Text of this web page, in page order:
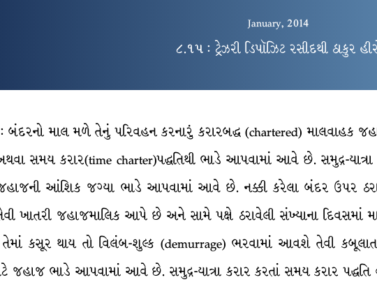
January, 2014
૮.૧૫ : ટ્રેઝરી ડિપૉઝિટ રસીદથી ઠાકુર
: બંદરનો માલ મળે તેનું પરિવહન કરનારું કરારબદ્ધ (chartered) માલવાહક
સમય કરાર(time charter)પદ્ધતિથી ભાડે આપવામાં આવે છે. સમુદ્ર-
આંશિક જગ્યા ભાડે આપવામાં આવે છે. નક્કી કરેલા બંદર ઉપર
ખાતરી જહાજમાલિક આપે છે અને સામે પક્ષે ઠરાવેલી સંખ્યાના દિવસમાં
કસૂર થાય તો વિલંબ-શુલ્ક (demurrage) ભરવામાં આવશે તેવી
જહાજ ભાડે આપવામાં આવે છે. સમુદ્ર-યાત્રા કરાર કરતાં સમય કરાર